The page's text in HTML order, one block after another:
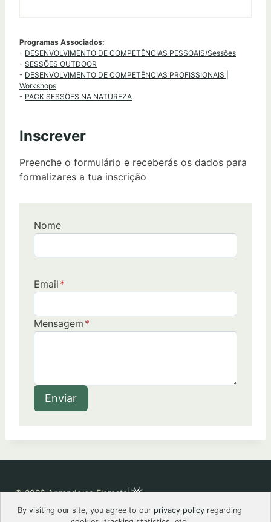
Programas Associados:
- DESENVOLVIMENTO DE COMPETÊNCIAS PESSOAIS/Sessões
- SESSÕES OUTDOOR
- DESENVOLVIMENTO DE COMPETÊNCIAS PROFISSIONAIS |
Workshops
- PACK SESSÕES NA NATUREZA
Inscrever
Preenche o formulário e receberás os dados para
formalizares a tua inscrição
Nome
Email *
Mensagem *
Enviar
© 2026 Aprende na Floresta|
By visiting our site, you agree to our privacy policyregarding